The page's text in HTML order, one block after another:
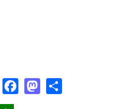
EmailFacebook
Mastodon